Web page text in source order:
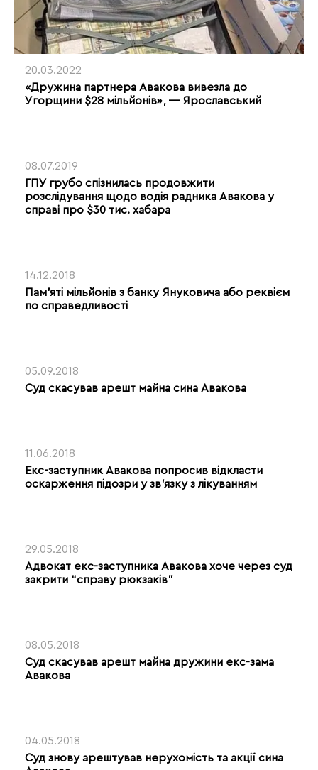
20.03.2022
«Дружина партнера Авакова вивезла до
Угорщини $28 мільйонів», — Ярославський
08.07.2019
ГПУ грубо спізнилась продовжити
розслідування щодо водія радника Авакова у
справі про $30 тис. хабара
14.12.2018
Пам’яті мільйонів з банку Януковича або реквієм
по справедливості
05.09.2018
Суд скасував арешт майна сина Авакова
11.06.2018
Екс-заступник Авакова попросив відкласти
оскарження підозри у зв’язку з лікуванням
29.05.2018
Адвокат екс-заступника Авакова хоче через суд
закрити “справу рюкзаків”
08.05.2018
Суд скасував арешт майна дружини екс-зама
Авакова
04.05.2018
Суд знову арештував нерухомість та акції сина